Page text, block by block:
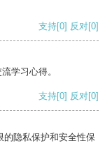
支持[0] 反对[0]
学习心得。
支持[0] 反对[0]
的隐私保护和安全性保